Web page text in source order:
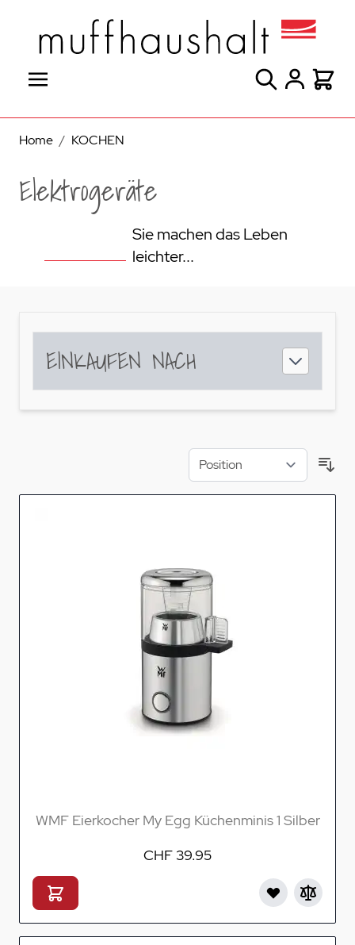
Suche
Home / KOCHEN
Elektrogeräte
Sie machen das Leben
leichter...
EINKAUFEN NACH
WMF Eierkocher My Egg Küchenminis 1 Silber
CHF 39.95